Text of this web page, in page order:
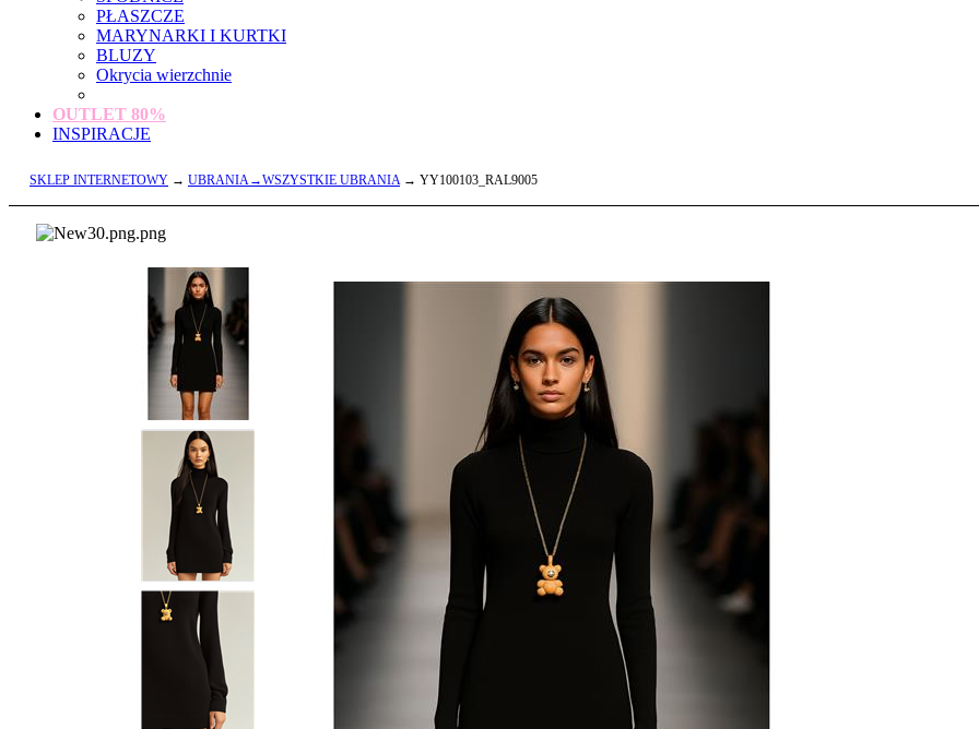
PŁASZCZE
MARYNARKI I KURTKI
BLUZY
Okrycia wierzchnie
OUTLET 80%
INSPIRACJE
SKLEP INTERNETOWY → UBRANIA→WSZYSTKIE UBRANIA→ YY100103_RAL9005